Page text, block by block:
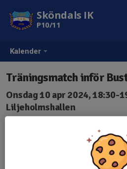
Kalender
Sköndals IK
P10/11
Träningsmatch inför
Onsdag 10 apr 2024, 18:30-
Liljeholmshallen
Träningsmatch mot Högalid
med till Buster Cup. Övriga